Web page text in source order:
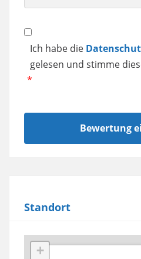
Datenschutz
Ich habe die
gelesen und stimme
Standort
+